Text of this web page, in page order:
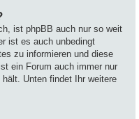
ist phpBB auch nur so weit
ist es auch unbedingt
zu informieren und diese
ein Forum auch immer nur
Unten findet Ihr weitere